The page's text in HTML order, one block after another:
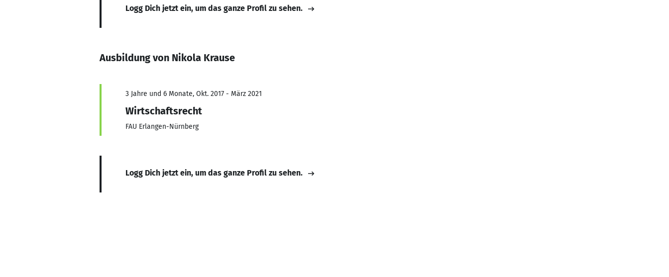
Logg Dich jetzt ein, um das ganze Profil zu sehen.
Ausbildung von Nikola Krause
3 Jahre und 6 Monate, Okt. 2017 - März 2021
Wirtschaftsrecht
FAU Erlangen-Nürnberg
Logg Dich jetzt ein, um das ganze Profil zu sehen.